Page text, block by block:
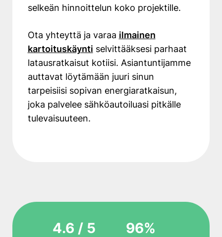
selkeän hinnoittelun koko projektille.
Ota yhteyttä ja varaa ilmainen
kartoituskäynti selvittääksesi parhaat
latausratkaisut kotiisi. Asiantuntijamme
auttavat löytämään juuri sinun
tarpeisiisi sopivan energiaratkaisun,
joka palvelee sähköautoiluasi pitkälle
tulevaisuuteen.
4.6 / 5 96%